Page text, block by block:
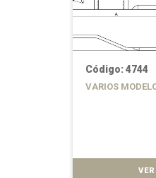
Código: 4744
VARIOS